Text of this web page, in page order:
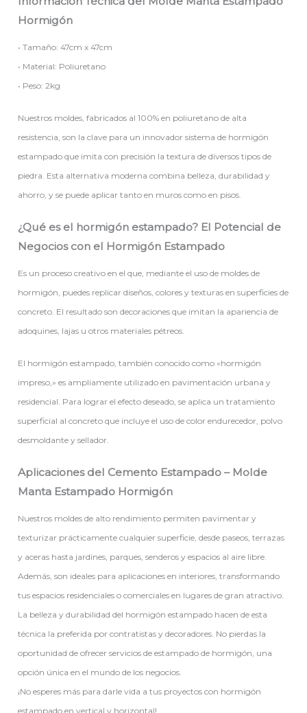
Hormigón
• Tamaño: 47cm x 47cm
• Material: Poliuretano
• Peso: 2kg
Nuestros moldes, fabricados al 100% en poliuretano de alta
resistencia, son la clave para un innovador sistema de hormigón
estampado que imita con precisión la textura de diversos tipos de
piedra. Esta alternativa moderna combina belleza, durabilidad y
ahorro, y se puede aplicar tanto en muros como en pisos.
¿Qué es el hormigón estampado? El Potencial de
Negocios con el Hormigón Estampado
Es un proceso creativo en el que, mediante el uso de moldes de
hormigón, puedes replicar diseños, colores y texturas en superficies de
concreto. El resultado son decoraciones que imitan la apariencia de
adoquines, lajas u otros materiales pétreos.
El hormigón estampado, también conocido como «hormigón
impreso,» es ampliamente utilizado en pavimentación urbana y
residencial. Para lograr el efecto deseado, se aplica un tratamiento
superficial al concreto que incluye el uso de color endurecedor, polvo
desmoldante y sellador.
Aplicaciones del Cemento Estampado – Molde
Manta Estampado Hormigón
Nuestros moldes de alto rendimiento permiten pavimentar y
texturizar prácticamente cualquier superficie, desde paseos, terrazas
y aceras hasta jardines, parques, senderos y espacios al aire libre.
Además, son ideales para aplicaciones en interiores, transformando
tus espacios residenciales o comerciales en lugares de gran atractivo.
La belleza y durabilidad del hormigón estampado hacen de esta
técnica la preferida por contratistas y decoradores. No pierdas la
oportunidad de ofrecer servicios de estampado de hormigón, una
opción única en el mundo de los negocios.
¡No esperes más para darle vida a tus proyectos con hormigón
estampado en vertical y horizontal!